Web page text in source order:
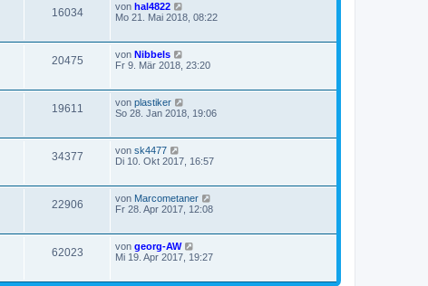
16034 von hal4822
Mo 21. Mai 2018, 08:22
20475 von Nibbels
Fr 9. Mär 2018, 23:20
19611 von plastiker
So 28. Jan 2018, 19:06
34377 von sk4477
Di 10. Okt 2017, 16:57
22906 von Marcometaner
Fr 28. Apr 2017, 12:08
62023 von georg-AW
Mi 19. Apr 2017, 19:27